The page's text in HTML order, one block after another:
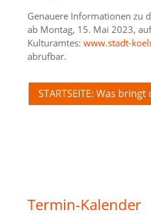
Genauere Informationen zu
ab Montag, 15. Mai 2023,
Kulturamtes: www.stadt-
abrufbar.
STARTSEITE: Was
Termin-Kalender